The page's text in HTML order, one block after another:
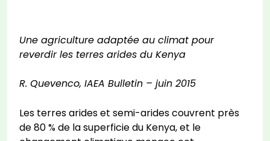
Une agriculture adaptée au climat pour
reverdir les terres arides du Kenya
R. Quevenco, IAEA Bulletin – juin 2015
Les terres arides et semi-arides couvrent près
de 80 % de la superficie du Kenya, et le